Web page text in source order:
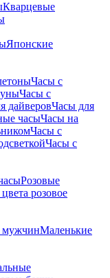
Кварцевые
Японские
Часы с
Часы с
дайверовЧасы для
часыЧасы на
Часы с
Часы с
Розовые
розовое
мужчинМаленькие